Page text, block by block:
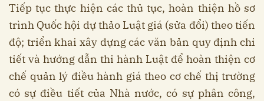
Tiếp tục thực hiện các thủ tục, hoàn thiện hồ sơ
trình Quốc hội dự thảo Luật giá (sửa đổi) theo tiến
độ; triển khai xây dựng các văn bản quy định chi
tiết và hướng dẫn thi hành Luật để hoàn thiện cơ
chế quản lý điều hành giá theo cơ chế thị trường
có sự điều tiết của Nhà nước, có sự phân công,